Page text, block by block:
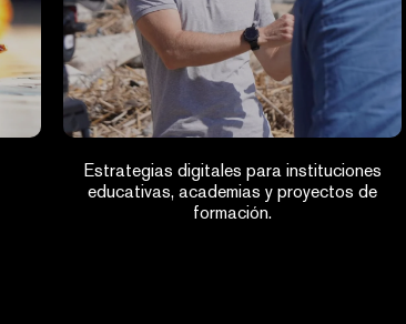
Estrategias digitales para instituciones
educativas, academias y proyectos de
formación.